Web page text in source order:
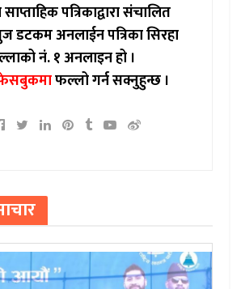
पत्रिकाद्वारा संचालित
डटकम अनलाईन पत्रिका सिरहा
नं. १ अनलाइन हो ।
फल्लो गर्न सक्नुहुन्छ ।